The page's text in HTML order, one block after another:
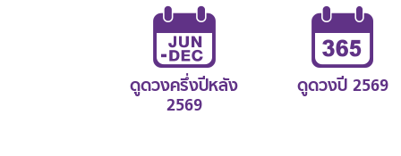
ดูดวงครึ่งปีหลัง
2569
ดูดวงปี 2569